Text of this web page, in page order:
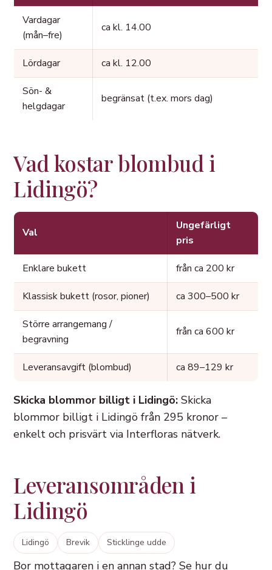
Vardagar
(mån–fre)
ca kl. 14.00
Lördagar ca kl. 12.00
Sön- &
helgdagar
begränsat (t.ex. mors dag)
Vad kostar blombud i
Lidingö?
Val
Ungefärligt
pris
Enklare bukett från ca 200 kr
Klassisk bukett (rosor, pioner) ca 300–500 kr
Större arrangemang /
begravning
från ca 600 kr
Leveransavgift (blombud) ca 89–129 kr
Skicka blommor billigt i Lidingö: Skicka
blommor billigt i Lidingö från 295 kronor –
enkelt och prisvärt via Interfloras nätverk.
Leveransområden i
Lidingö
Lidingö Brevik Sticklinge udde
Bor mottagaren i en annan stad? Se hur du